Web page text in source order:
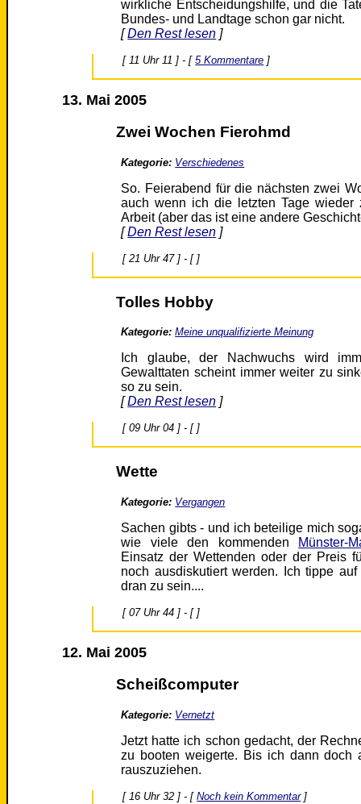
wirkliche Entscheidungshilfe, und die
Bundes- und Landtage schon gar nicht.
[Den Rest lesen ]
[ 11 Uhr 11 ] - [5 Kommentare ]
13. Mai 2005
Zwei Wochen Fierohmd
Kategorie: Verschiedenes
So. Feierabend für die nächsten zwei
auch wenn ich die letzten Tage
Arbeit (aber das ist eine andere
[Den Rest lesen ]
[ 21 Uhr 47 ] - [ ]
Tolles Hobby
Kategorie: Meine unqualifizierte Meinung
Ich glaube, der Nachwuchs wird
Gewalttaten scheint immer weiter zu
so zu sein.
[Den Rest lesen ]
[ 09 Uhr 04 ] - [ ]
Wette
Kategorie: Vergangen
Sachen gibts - und ich beteilige mich
wie viele den kommenden
Münster-
Einsatz der Wettenden oder der Preis
noch ausdiskutiert werden. Ich tippe
dran zu sein....
[ 07 Uhr 44 ] - [ ]
12. Mai 2005
Scheißcomputer
Kategorie: Vernetzt
Jetzt hatte ich schon gedacht, der
zu booten weigerte. Bis ich dann doch
rauszuziehen.
[ 16 Uhr 32 ] - [Noch kein Kommentar]